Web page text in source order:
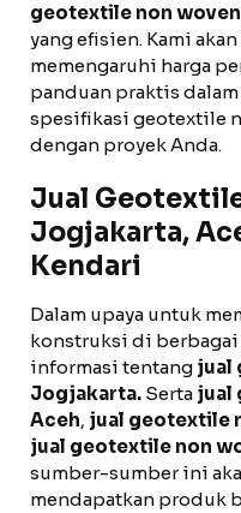
geotextile non
yang efisien. Kami
memengaruhi harga
panduan praktis
spesifikasi geotextile
dengan proyek Anda.
Jual
Jogjakarta,
Kendari
Dalam upaya untuk
konstruksi di berbagai
informasi tentang jual
Jogjakarta. Serta jual
Aceh, jual geotextile
jual geotextile non
sumber-sumber ini
mendapatkan produk